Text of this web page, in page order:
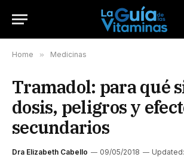
Home » Medicinas
Tramadol: para qué
dosis, peligros y
secundarios
Dra Elizabeth Cabello 09/05/2018 Updated: